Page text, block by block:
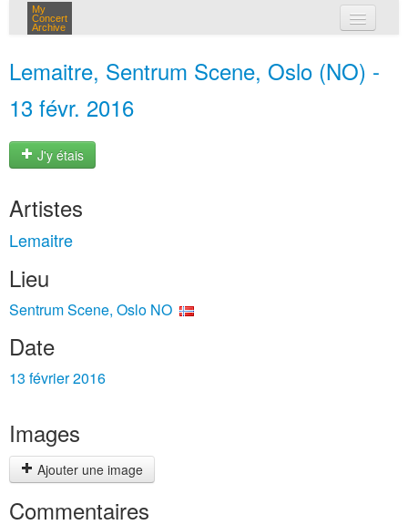
My
Concert
Archive
Lemaitre, Sentrum Scene, Oslo (NO) -
13 févr. 2016
J'y étais
Artistes
Lemaitre
Lieu
Sentrum Scene, Oslo NO
Date
13 février 2016
Images
Ajouter une image
Commentaires